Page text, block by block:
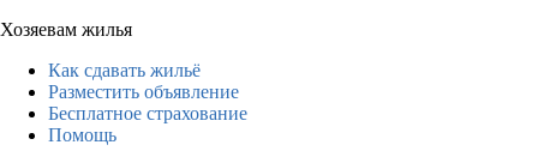
Хозяевам жилья
Как сдавать жильё
Разместить объявление
Бесплатное страхование
Помощь